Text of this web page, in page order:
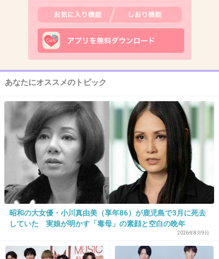
2013/12/31(火) 10:29:28
ビスケットが嫌いだから、自然とたけのこ派に
なってた
13. 匿名 2013/12/31(火) 10:29:38
きのこは固くて食べにくい！
たけのこのサクサク感が好き
-19
14. 匿名 2013/12/31(火) 10:29:41
タケノコのほうが口の中でチョコとクッキーが
よく混ざって美味しいと思う。
あなたにオススメのトピック
昭和の大女優・小川真由美（享年86）が鹿児島で3月に死去
していた 実娘が明かす「毒母」の素顔と空白の晩年
2026年8月9日